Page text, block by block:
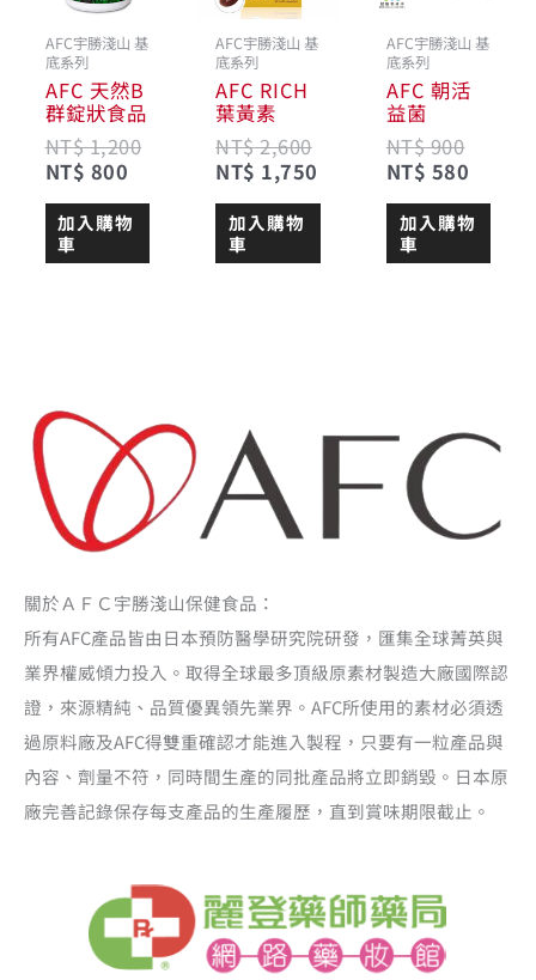
AFC宇勝淺山 基
底系列
AFC 天然B
群錠狀食品
NT$1,200
NT$ 800
加入購物
車
AFC宇勝淺山 基
底系列
AFC RICH
葉黃素
NT$2,600
NT$ 1,750
加入購物
車
AFC宇勝淺山 基
底系列
AFC 朝活
益菌
NT$900
NT$ 580
加入購物
車
關於ＡＦＣ宇勝淺山保健食品：
所有AFC產品皆由日本預防醫學研究院研發，匯集全球菁英與
業界權威傾力投入。取得全球最多頂級原素材製造大廠國際認
證，來源精純、品質優異領先業界。AFC所使用的素材必須透
過原料廠及AFC得雙重確認才能進入製程，只要有一粒產品與
內容、劑量不符，同時間生產的同批產品將立即銷毀。日本原
廠完善記錄保存每支產品的生產履歷，直到賞味期限截止。